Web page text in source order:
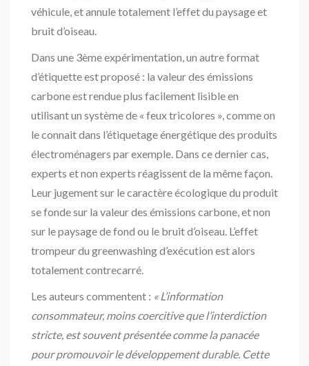
véhicule, et annule totalement l’effet du paysage et
bruit d’oiseau.
Dans une 3ème expérimentation, un autre format
d’étiquette est proposé : la valeur des émissions
carbone est rendue plus facilement lisible en
utilisant un système de « feux tricolores », comme on
le connait dans l’étiquetage énergétique des produits
électroménagers par exemple. Dans ce dernier cas,
experts et non experts réagissent de la même façon.
Leur jugement sur le caractère écologique du produit
se fonde sur la valeur des émissions carbone, et non
sur le paysage de fond ou le bruit d’oiseau. L’effet
trompeur du greenwashing d’exécution est alors
totalement contrecarré.
Les auteurs commentent : « L’information
consommateur, moins coercitive que l’interdiction
stricte, est souvent présentée comme la panacée
pour promouvoir le développement durable. Cette